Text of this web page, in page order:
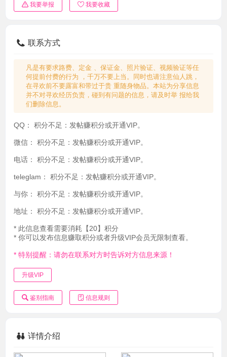
我要举报 我要收藏
联系方式
凡是有要求路费、定金 、保证金、照片验证、视频验证等任
何提前付费的行为 ，千万不要上当。同时也请注意仙人跳，
在寻欢前不要露富和带过于贵 重随身物品。本站为分享信息
并不对寻欢经历负责，碰到有问题的信息，请及时举 报给我
们删除信息。
QQ： 积分不足：发帖赚积分或开通VIP。
微信： 积分不足：发帖赚积分或开通VIP。
电话： 积分不足：发帖赚积分或开通VIP。
teleglam： 积分不足：发帖赚积分或开通VIP。
与你： 积分不足：发帖赚积分或开通VIP。
地址： 积分不足：发帖赚积分或开通VIP。
* 此信息查看需要消耗【20】积分
* 你可以发布信息赚取积分或者升级VIP会员无限制查看。
* 特别提醒：请勿在联系对方时告诉对方信息来源！
升级VIP
鉴别指南 信息规则
详情介绍